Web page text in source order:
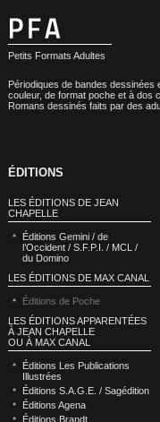
Petits Formats Adultes
Périodiques de bandes
couleur, de format poche et à dos
Romans dessinés faits par des
ÉDITIONS
LES ÉDITIONS DE JEAN
CHAPELLE
Éditions Gemini / de
l’Occident / S.F.P.I. / MCL /
du Domino
LES ÉDITIONS DE MAX CANAL
Éditions de Poche
LES ÉDITIONS APPARENTÉES
À JEAN CHAPELLE
OU À MAX CANAL
Éditions Les Publications
Illustrées
Éditions S.A.G.E. / Sagédition
Éditions Agena
Éditions Brandt